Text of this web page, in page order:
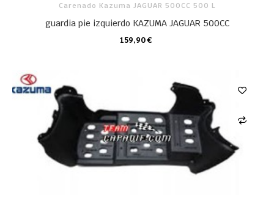
Carenado Kazuma JAGUAR 500CC 500 L
guardia pie izquierdo KAZUMA JAGUAR 500CC
159,90 €
CARRO